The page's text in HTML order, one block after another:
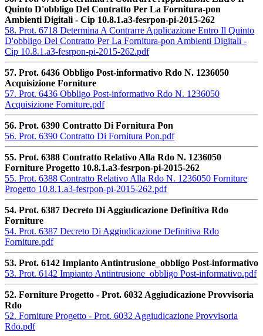
Quinto D'obbligo Del Contratto Per La Fornitura-pon
Ambienti Digitali - Cip 10.8.1.a3-fesrpon-pi-2015-262
58. Prot. 6718 Determina A Contrarre Applicazione Entro Il Quinto
D'obbligo Del Contratto Per La Fornitura-pon Ambienti Digitali -
Cip 10.8.1.a3-fesrpon-pi-2015-262.pdf
57. Prot. 6436 Obbligo Post-informativo Rdo N. 1236050
Acquisizione Forniture
57. Prot. 6436 Obbligo Post-informativo Rdo N. 1236050
Acquisizione Forniture.pdf
56. Prot. 6390 Contratto Di Fornitura Pon
56. Prot. 6390 Contratto Di Fornitura Pon.pdf
55. Prot. 6388 Contratto Relativo Alla Rdo N. 1236050
Forniture Progetto 10.8.1.a3-fesrpon-pi-2015-262
55. Prot. 6388 Contratto Relativo Alla Rdo N. 1236050 Forniture
Progetto 10.8.1.a3-fesrpon-pi-2015-262.pdf
54. Prot. 6387 Decreto Di Aggiudicazione Definitiva Rdo
Forniture
54. Prot. 6387 Decreto Di Aggiudicazione Definitiva Rdo
Forniture.pdf
53. Prot. 6142 Impianto Antintrusione_obbligo Post-informativo
53. Prot. 6142 Impianto Antintrusione_obbligo Post-informativo.pdf
52. Forniture Progetto - Prot. 6032 Aggiudicazione Provvisoria
Rdo
52. Forniture Progetto - Prot. 6032 Aggiudicazione Provvisoria
Rdo.pdf